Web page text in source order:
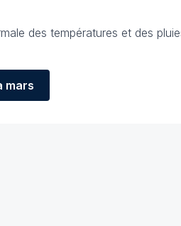
des températures et des
mars